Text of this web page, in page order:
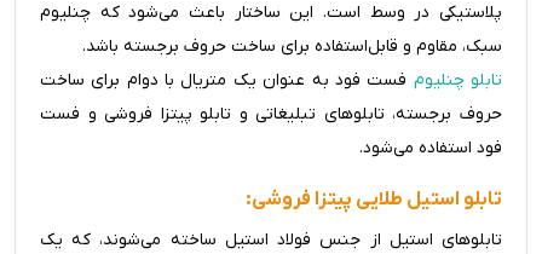
پلاستیکی در وسط است. این ساختار باعث می‌شود که چنلیوم
سبک، مقاوم و قابل‌استفاده برای ساخت حروف برجسته باشد.
تابلو چنلیوم فست فود به عنوان یک متریال با دوام برای ساخت
حروف برجسته، تابلوهای تبلیغاتی و تابلو پیتزا فروشی و فست
فود استفاده می‌شود.
تابلو استیل طلایی پیتزا فروشی:
تابلوهای استیل از جنس فولاد استیل ساخته می‌شوند، که یک